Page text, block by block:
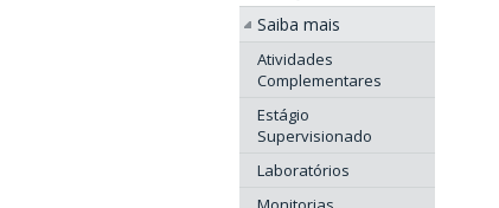
Saiba mais
Atividades
Complementares
Estágio
Supervisionado
Laboratórios